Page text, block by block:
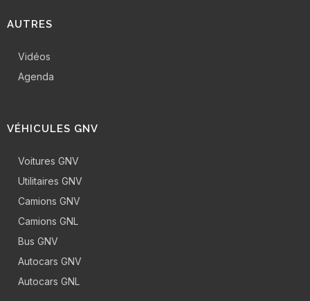
AUTRES
Vidéos
Agenda
VÉHICULES GNV
Voitures GNV
Utilitaires GNV
Camions GNV
Camions GNL
Bus GNV
Autocars GNV
Autocars GNL